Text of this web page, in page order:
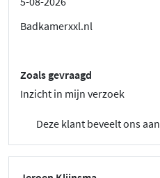
Badkamerxxl.nl
Zoals gevraagd
Inzicht in mijn verzoek
Deze klant beveelt ons aan